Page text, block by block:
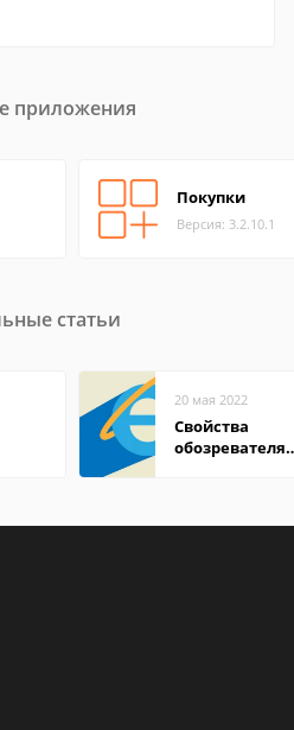
приложения
Покупки
Версия: 3.2.10.1
статьи
20 мая 2022
Свойства
обозревателя